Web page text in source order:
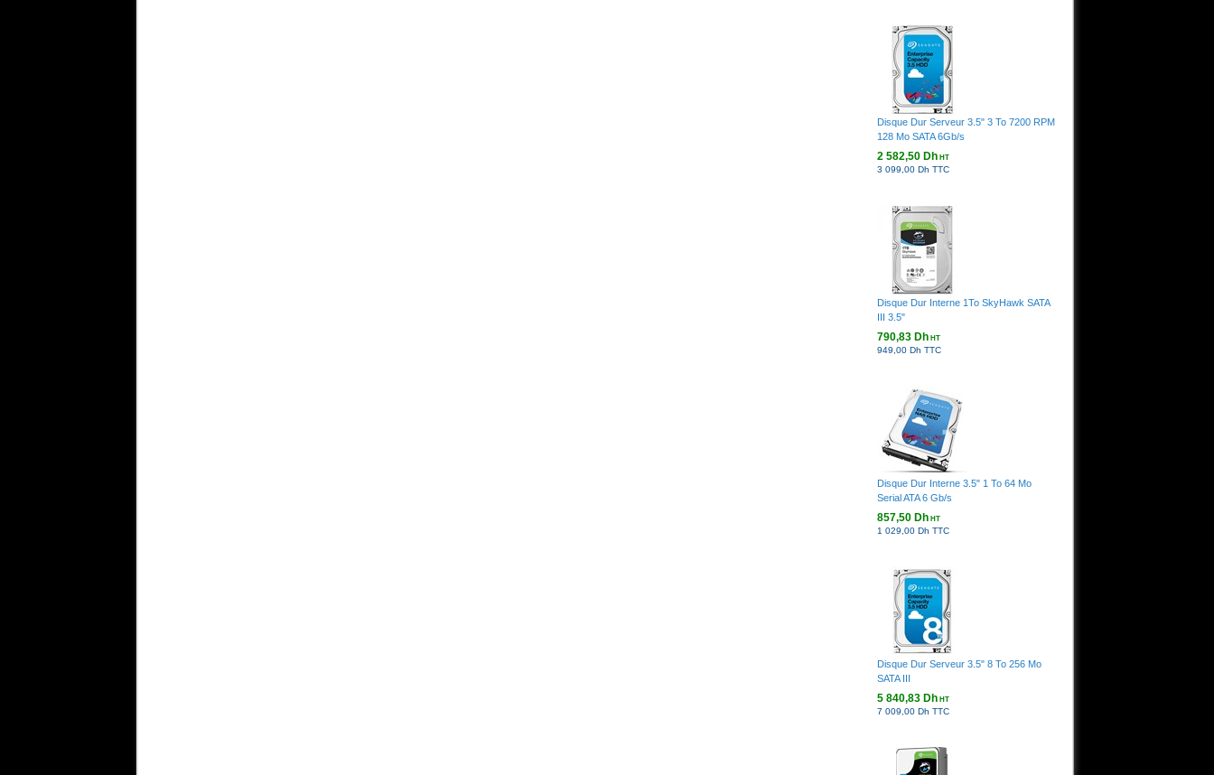
Disque Dur Serveur 3.5" 3 To 7200 RPM
128 Mo SATA 6Gb/s
2 582,50 DhHT
3 099,00 Dh TTC
Disque Dur Interne 1To SkyHawk SATA
III 3.5"
790,83 DhHT
949,00 Dh TTC
Disque Dur Interne 3.5" 1 To 64 Mo
Serial ATA 6 Gb/s
857,50 DhHT
1 029,00 Dh TTC
Disque Dur Serveur 3.5" 8 To 256 Mo
SATA III
5 840,83 DhHT
7 009,00 Dh TTC